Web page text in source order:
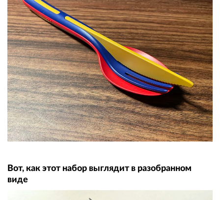
Вот, как этот набор выглядит в разобранном
виде